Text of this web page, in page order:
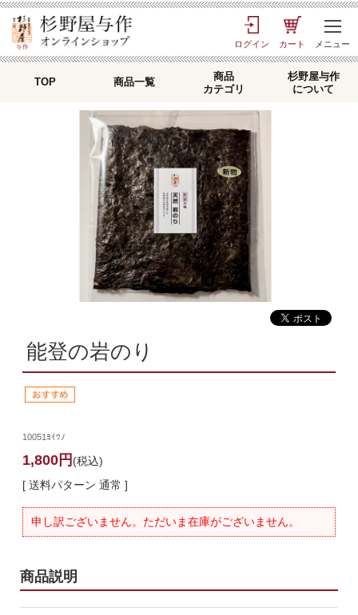
ログイン カート メニュー
TOP 商品一覧
商品
カテゴリ
杉野屋与作
について
能登の岩のり
10051ﾖｲﾜﾉ
1,800円 (税込)
[ 送料パターン 通常 ]
申し訳ございません。ただいま在庫がございません。
商品説明